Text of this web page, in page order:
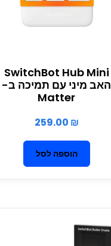
SwitchBot Hub Mini
האב מיני עם תמיכה ב-
Matter
259.00 ₪
הוספה לסל